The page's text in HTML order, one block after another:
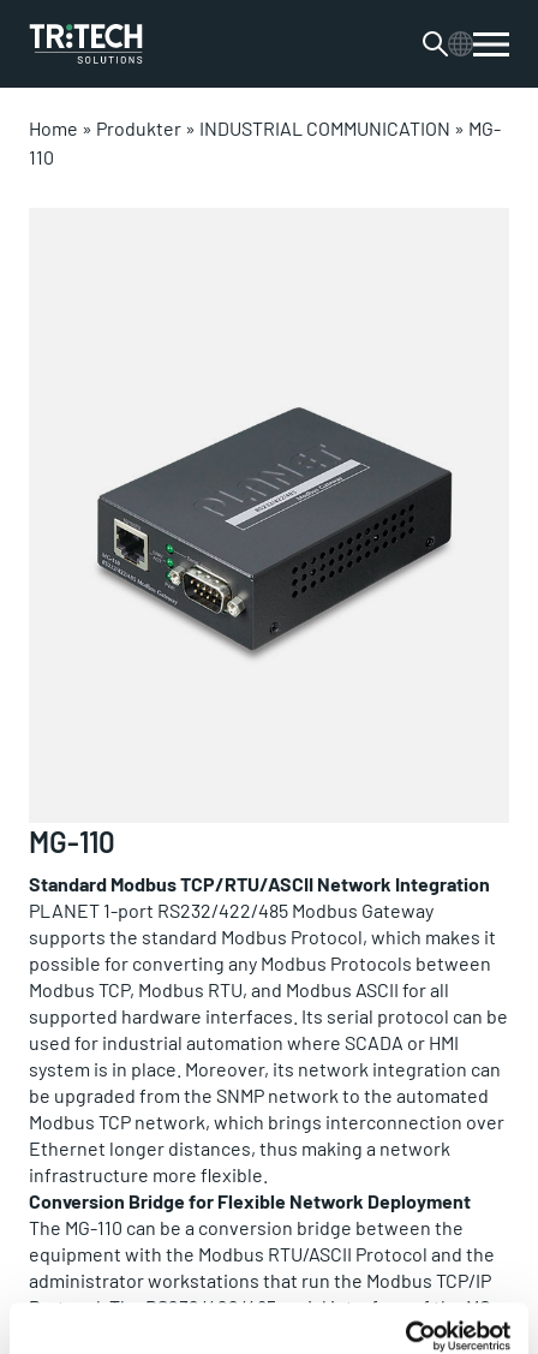
Home » Produkter » INDUSTRIAL COMMUNICATION » MG-
110
MG-110
Standard Modbus TCP/RTU/ASCII Network Integration
PLANET 1-port RS232/422/485 Modbus Gateway
supports the standard Modbus Protocol, which makes it
possible for converting any Modbus Protocols between
Modbus TCP, Modbus RTU, and Modbus ASCII for all
supported hardware interfaces. Its serial protocol can be
used for industrial automation where SCADA or HMI
system is in place. Moreover, its network integration can
be upgraded from the SNMP network to the automated
Modbus TCP network, which brings interconnection over
Ethernet longer distances, thus making a network
infrastructure more flexible.
Conversion Bridge for Flexible Network Deployment
The MG-110 can be a conversion bridge between the
equipment with the Modbus RTU/ASCII Protocol and the
administrator workstations that run the Modbus TCP/IP
Protocol. The RS232/422/485 serial interface of the MG-
110 provides the Modbus RTU/ASCII operation mode and